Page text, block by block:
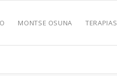
MONTSE OSUNA TERAPIAS